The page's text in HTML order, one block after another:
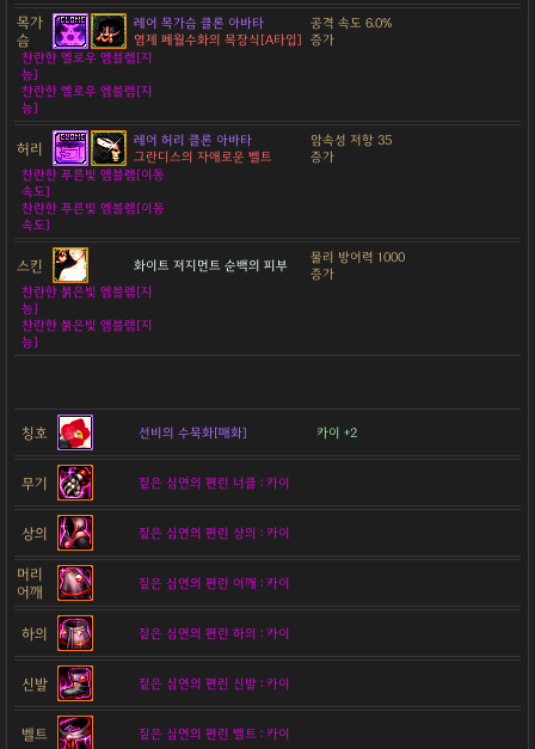
목가
슴
레어 목가슴 클론 아바타
염제 폐월수화의 목장식[A타입]
공격 속도 6.0%
증가
찬란한 옐로우 엠블렘[지
능]
찬란한 옐로우 엠블렘[지
능]
허리
레어 허리 클론 아바타
그란디스의 자애로운 벨트
암속성 저항 35
증가
찬란한 푸른빛 엠블렘[이동
속도]
찬란한 푸른빛 엠블렘[이동
속도]
스킨 화이트 저지먼트 순백의 피부
물리 방어력 1000
증가
찬란한 붉은빛 엠블렘[지
능]
찬란한 붉은빛 엠블렘[지
능]
칭호 선비의 수묵화[매화] 카이 +2
무기 짙은 심연의 편린 너클 : 카이
상의 짙은 심연의 편린 상의 : 카이
머리
어깨
짙은 심연의 편린 어깨 : 카이
하의 짙은 심연의 편린 하의 : 카이
신발 짙은 심연의 편린 신발 : 카이
벨트 짙은 심연의 편린 벨트 : 카이